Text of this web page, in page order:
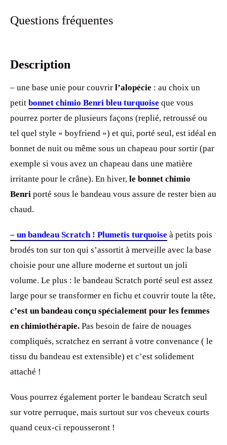
Questions fréquentes
Description
– une base unie pour couvrir l’alopécie : au choix un
petit bonnet chimio Benri bleu turquoise que vous
pourrez porter de plusieurs façons (replié, retroussé ou
tel quel style « boyfriend ») et qui, porté seul, est idéal en
bonnet de nuit ou même sous un chapeau pour sortir (par
exemple si vous avez un chapeau dans une matière
irritante pour le crâne). En hiver, le bonnet chimio
Benri porté sous le bandeau vous assure de rester bien au
chaud.
– un bandeau Scratch ! Plumetis turquoise à petits pois
brodés ton sur ton qui s’assortit à merveille avec la base
choisie pour une allure moderne et surtout un joli
volume. Le plus : le bandeau Scratch porté seul est assez
large pour se transformer en fichu et couvrir toute la tête,
c’est un bandeau conçu spécialement pour les femmes
en chimiothérapie. Pas besoin de faire de nouages
compliqués, scratchez en serrant à votre convenance ( le
tissu du bandeau est extensible) et c’est solidement
attaché !
Vous pourrez également porter le bandeau Scratch seul
sur votre perruque, mais surtout sur vos cheveux courts
quand ceux-ci repousseront !